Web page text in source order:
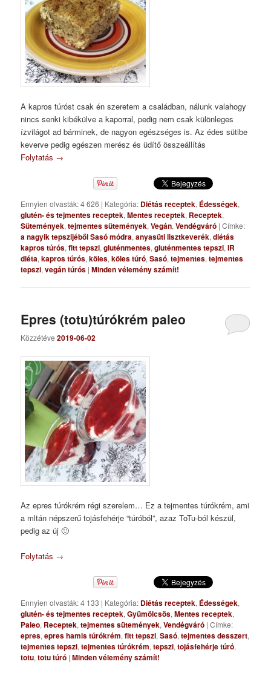
A kapros túróst csak én szeretem a családban, nálunk valahogy
nincs senki kibékülve a kaporral, pedig nem csak különleges
ízvilágot ad bárminek, de nagyon egészséges is. Az édes sütibe
keverve pedig egészen merész és üdítő összeállítás
Folytatás →
Ennyien olvasták: 4 626 | Kategória: Diétás receptek, Édességek,
glutén- és tejmentes receptek,Mentes receptek, Receptek,
Sütemények,tejmentes sütemények,Vegán,Vendégváró |Címke:
a nagyik tepszijéből Sasó módra,anyasüti lisztkeverék,diétás
kapros túrós,fitt tepszi,gluténmentes,gluténmentes tepszi,IR
diéta,kapros túrós,köles,köles túró,Sasó,tejmentes,tejmentes
tepszi,vegán túrós |Minden vélemény számít!
Epres (totu)túrókrém paleo
Közzétéve2019-06-02
Az epres túrókrém régi szerelem… Ez a tejmentes túrókrém, ami
a mltán népszerű tojásfehérje “túróból”, azaz ToTu-ból készül,
pedig az új 🙂
Folytatás →
Ennyien olvasták: 4 133 | Kategória: Diétás receptek, Édességek,
glutén- és tejmentes receptek,Gyümölcsös,Mentes receptek,
Paleo, Receptek,tejmentes sütemények,Vendégváró |Címke:
epres,epres hamis túrókrém,fitt tepszi,Sasó,tejmentes desszert,
tejmentes tepszi,tejmentes túrókrém,tepszi,tojásfehérje túró,
totu,totu túró |Minden vélemény számít!